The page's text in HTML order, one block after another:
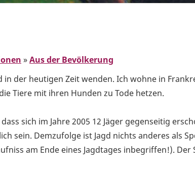
»Aus der Bevölkerung
der heutigen Zeit wenden. Ich wohne in
Tiere mit ihren Hunden zu Tode hetzen.
sich im Jahre 2005 12 Jäger gegenseitig
sein. Demzufolge ist Jagd nichts anderes als
am Ende eines Jagdtages inbegriffen!). Der